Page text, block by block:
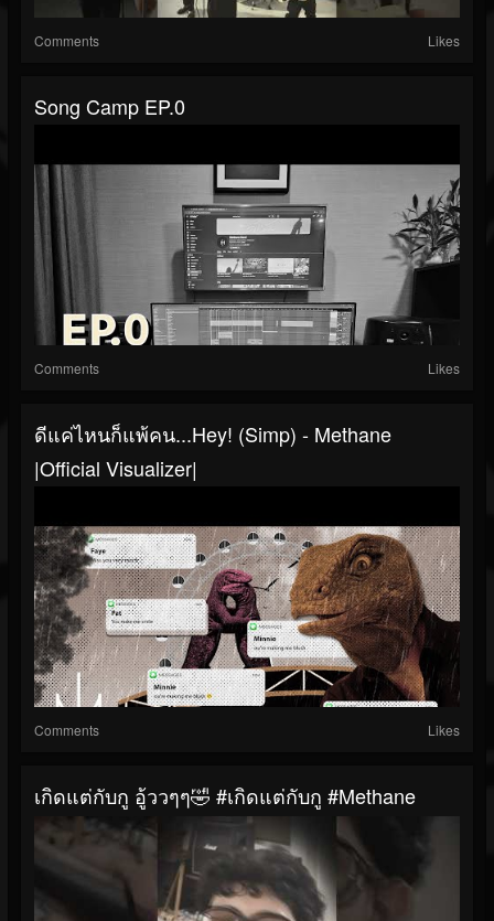
Comments Likes
Song Camp EP.0
Comments Likes
ดีแค่ไหนก็แพ้คน...Hey! (Simp) - Methane
|Official Visualizer|
Comments Likes
เกิดแต่กับกู อู้ววๆๆ🤣 #เกิดแต่กับกู #Methane